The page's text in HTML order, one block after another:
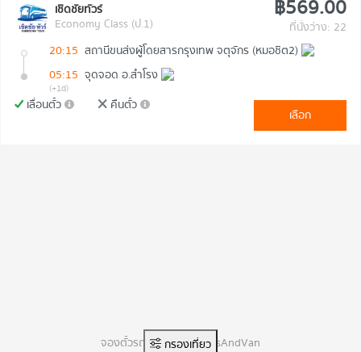
เชิดชัยทัวร์
Economy Class (ป.1)
฿569.00
ที่นั่งว่าง: 22
20:15 สถานีขนส่งผู้โดยสารกรุงเทพ จตุจักร (หมอชิต2)
05:15 จุดจอด อ.สำโรง
(+1d)
เลื่อนตั๋ว คืนตั๋ว
เลือก
กรองเที่ยว
จองตั๋วรถทัวร์ออนไลน์ BusAndVan